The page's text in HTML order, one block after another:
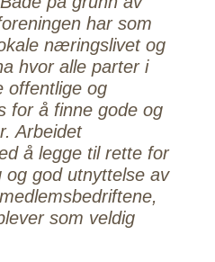
har som
næringslivet og
hvor alle parter i
offentlige og
for å finne gode og
Arbeidet
å legge til rette for
og god utnyttelse av
som veldig